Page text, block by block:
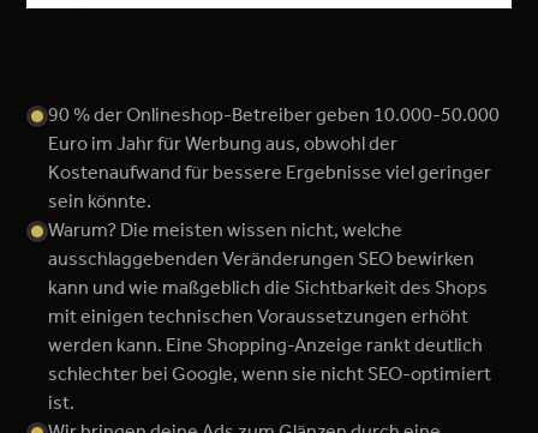
90 % der Onlineshop-Betreiber geben 10.000-50.000
Euro im Jahr für Werbung aus, obwohl der
Kostenaufwand für bessere Ergebnisse viel geringer
sein könnte.
Warum? Die meisten wissen nicht, welche
ausschlaggebenden Veränderungen SEO bewirken
kann und wie maßgeblich die Sichtbarkeit des Shops
mit einigen technischen Voraussetzungen erhöht
werden kann. Eine Shopping-Anzeige rankt deutlich
schlechter bei Google, wenn sie nicht SEO-optimiert
ist.